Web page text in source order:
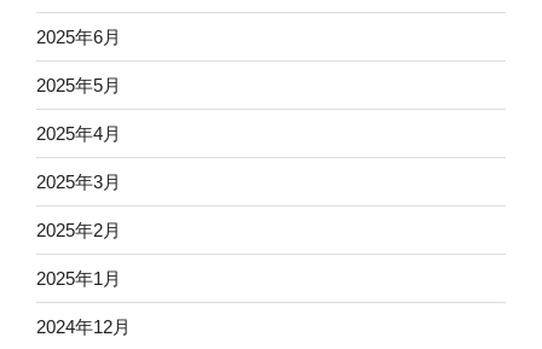
2025年6月
2025年5月
2025年4月
2025年3月
2025年2月
2025年1月
2024年12月